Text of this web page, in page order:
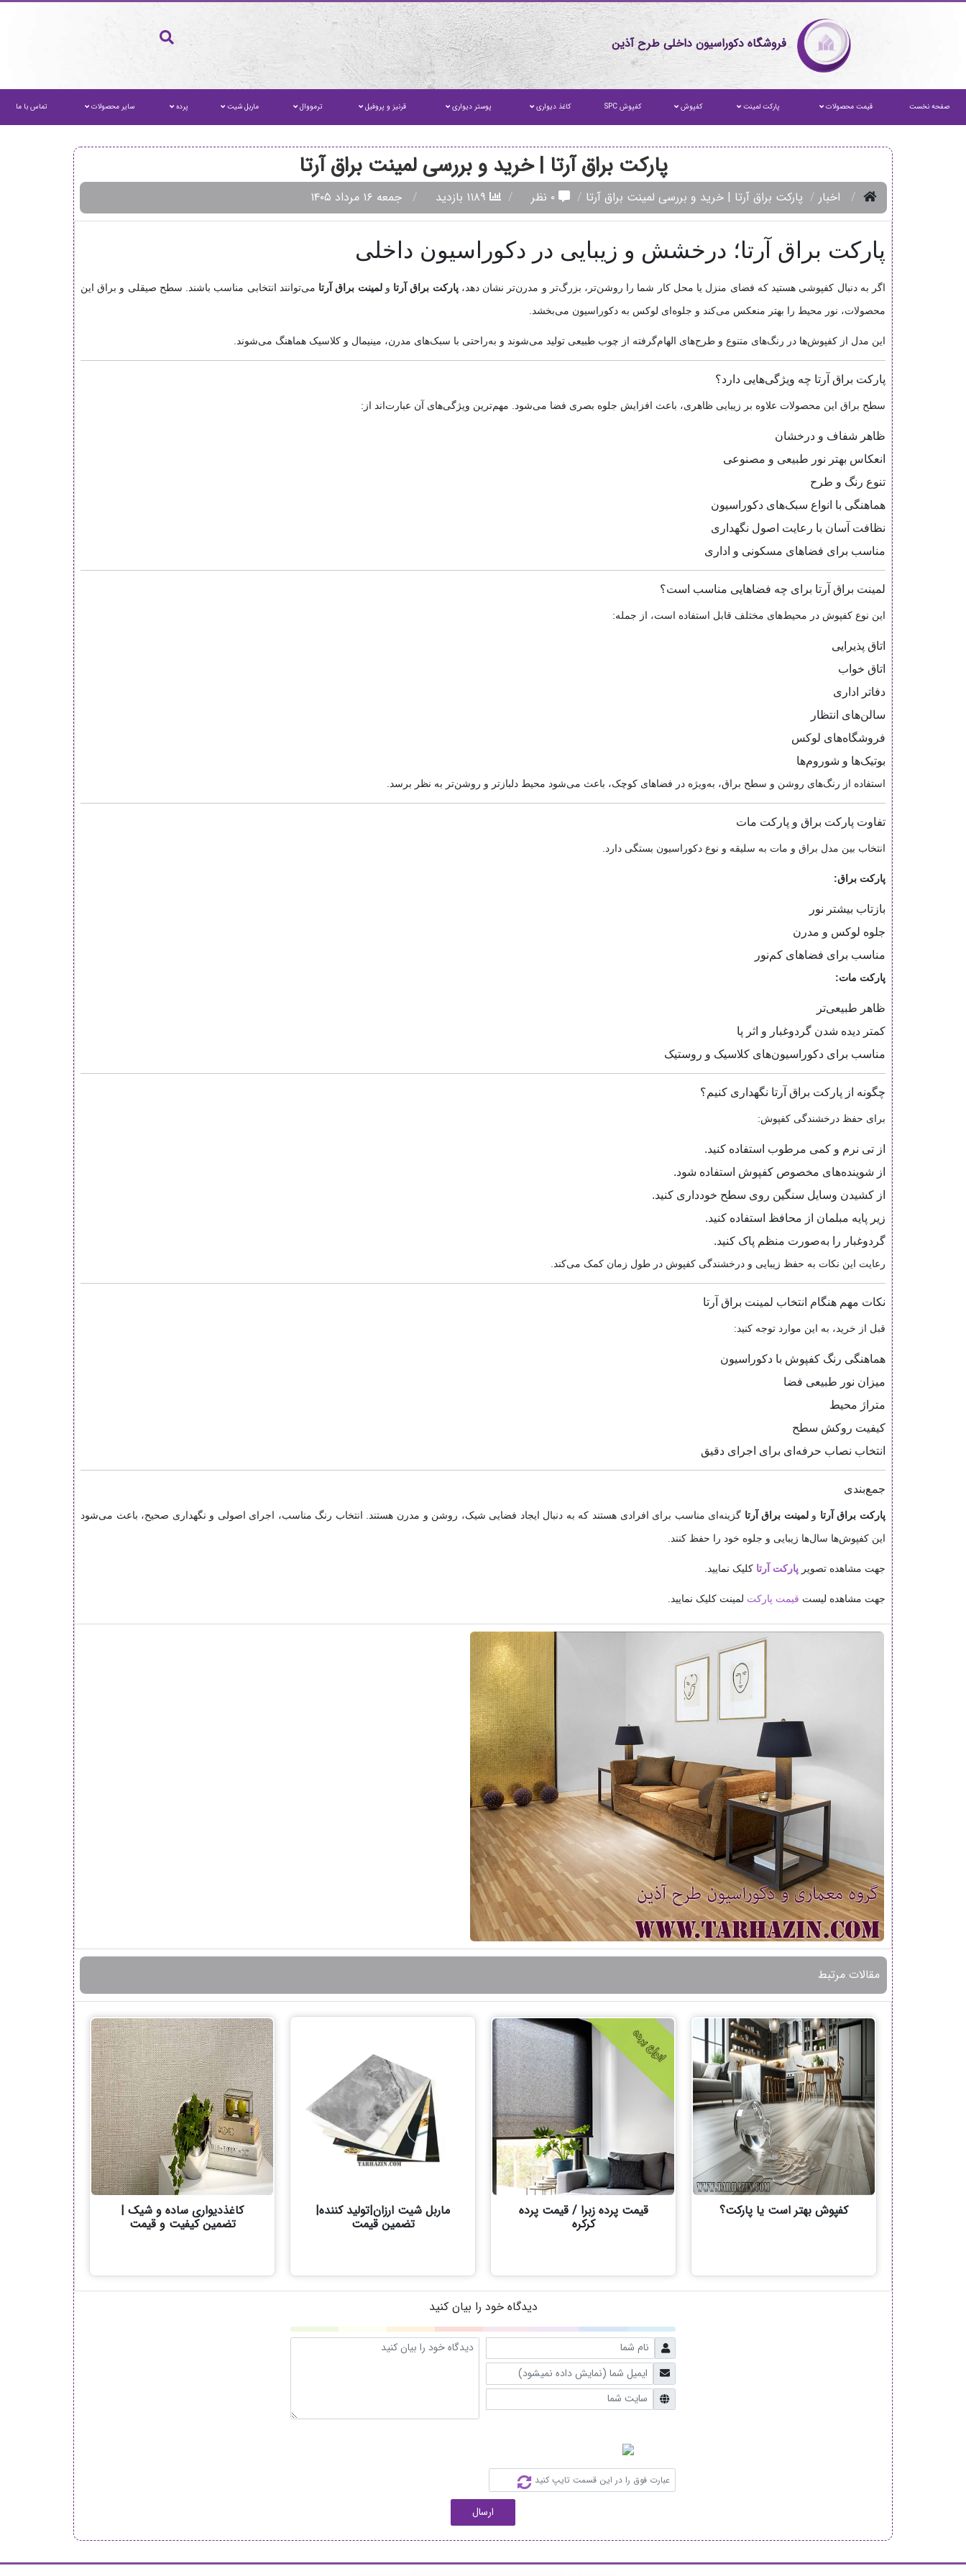
فروشگاه دکوراسیون داخلی طرح آذین
صفحه نخست قیمت محصولات پارکت لمینت کفپوش کفپوش SPC کاغذ دیواری پوستر دیواری قرنیز و پروفیل ترمووال ماربل شیت پرده سایر محصولات تماس با ما
پارکت براق آرتا | خرید و بررسی لمینت براق آرتا
اخبار پارکت براق آرتا | خرید و بررسی لمینت براق آرتا ۰ نظر جمعه ۱۶ مرداد ۱۴۰۵
پارکت براق آرتا؛ درخشش و زیبایی در دکوراسیون داخلی
اگر به دنبال کفپوشی هستید که فضای منزل یا محل کار شما را روشن‌تر، بزرگ‌تر و مدرن‌تر نشان دهد،پارکت براق آرتا ولمینت براق آرتا می‌توانند انتخابی مناسب باشند. سطح صیقلی و براق این
محصولات، نور محیط را بهتر منعکس می‌کند و جلوه‌ای لوکس به دکوراسیون می‌بخشد.
این مدل از کفپوش‌ها در رنگ‌های متنوع و طرح‌های الهام‌گرفته از چوب طبیعی تولید می‌شوند و به‌راحتی با سبک‌های مدرن، مینیمال و کلاسیک هماهنگ می‌شوند.
پارکت براق آرتا چه ویژگی‌هایی دارد؟
سطح براق این محصولات علاوه بر زیبایی ظاهری، باعث افزایش جلوه بصری فضا می‌شود. مهم‌ترین ویژگی‌های آن عبارت‌اند از:
ظاهر شفاف و درخشان
انعکاس بهتر نور طبیعی و مصنوعی
تنوع رنگ و طرح
هماهنگی با انواع سبک‌های دکوراسیون
نظافت آسان با رعایت اصول نگهداری
مناسب برای فضاهای مسکونی و اداری
لمینت براق آرتا برای چه فضاهایی مناسب است؟
این نوع کفپوش در محیط‌های مختلف قابل استفاده است، از جمله:
اتاق پذیرایی
اتاق خواب
دفاتر اداری
سالن‌های انتظار
فروشگاه‌های لوکس
بوتیک‌ها و شوروم‌ها
استفاده از رنگ‌های روشن و سطح براق، به‌ویژه در فضاهای کوچک، باعث می‌شود محیط دلبازتر و روشن‌تر به نظر برسد.
تفاوت پارکت براق و پارکت مات
انتخاب بین مدل براق و مات به سلیقه و نوع دکوراسیون بستگی دارد.
پارکت براق:
بازتاب بیشتر نور
جلوه لوکس و مدرن
مناسب برای فضاهای کم‌نور
پارکت مات:
ظاهر طبیعی‌تر
کمتر دیده شدن گردوغبار و اثر پا
مناسب برای دکوراسیون‌های کلاسیک و روستیک
چگونه از پارکت براق آرتا نگهداری کنیم؟
برای حفظ درخشندگی کفپوش:
از تی نرم و کمی مرطوب استفاده کنید.
از شوینده‌های مخصوص کفپوش استفاده شود.
از کشیدن وسایل سنگین روی سطح خودداری کنید.
زیر پایه مبلمان از محافظ استفاده کنید.
گردوغبار را به‌صورت منظم پاک کنید.
رعایت این نکات به حفظ زیبایی و درخشندگی کفپوش در طول زمان کمک می‌کند.
نکات مهم هنگام انتخاب لمینت براق آرتا
قبل از خرید، به این موارد توجه کنید:
هماهنگی رنگ کفپوش با دکوراسیون
میزان نور طبیعی فضا
متراژ محیط
کیفیت روکش سطح
انتخاب نصاب حرفه‌ای برای اجرای دقیق
جمع‌بندی
پارکت براق آرتا ولمینت براق آرتا گزینه‌ای مناسب برای افرادی هستند که به دنبال ایجاد فضایی شیک، روشن و مدرن هستند. انتخاب رنگ مناسب، اجرای اصولی و نگهداری صحیح، باعث می‌شود
این کفپوش‌ها سال‌ها زیبایی و جلوه خود را حفظ کنند.
جهت مشاهده تصویر پارکت آرتا کلیک نمایید.
جهت مشاهده لیست قیمت پارکت لمینت کلیک نمایید.
مقالات مرتبط
کفپوش بهتر است یا پارکت؟ قیمت پرده زبرا / قیمت پرده
کرکره
ماربل شیت ارزان|تولید کننده|
تضمین قیمت
کاغذدیواری ساده و شیک |
تضمین کیفیت و قیمت
دیدگاه خود را بیان کنید
ارسال